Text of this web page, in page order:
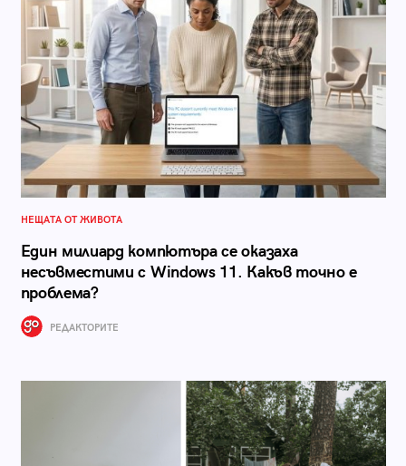
НЕЩАТА ОТ ЖИВОТА
Един милиард компютъра се оказаха
несъвместими с Windows 11. Какъв точно е
проблема?
РЕДАКТОРИТЕ